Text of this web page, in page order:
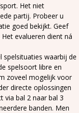
Het niet
partij. Probeer u
goed bekijkt. Geef
evalueren dient ná
spelsituaties waarbij de
spelsoort libre en
zoveel mogelijk voor
directe oplossingen
via bal 2 naar bal 3
banden. Men